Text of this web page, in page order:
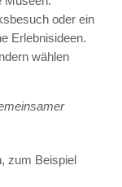
oder ein
Erlebnisideen.
wählen
zum Beispiel